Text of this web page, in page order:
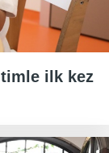
ilk kez